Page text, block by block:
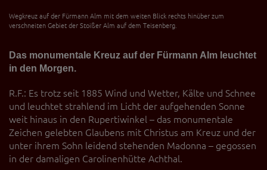
Wegkreuz auf der Fürmann Alm mit dem weiten Blick rechts hinüber zum
verschneiten Gebiet der Stoißer Alm auf dem Teisenberg.
Das monumentale Kreuz auf der Fürmann Alm leuchtet
in den Morgen.
R.F.: Es trotz seit 1885 Wind und Wetter, Kälte und Schnee
und leuchtet strahlend im Licht der aufgehenden Sonne
weit hinaus in den Rupertiwinkel – das monumentale
Zeichen gelebten Glaubens mit Christus am Kreuz und der
unter ihrem Sohn leidend stehenden Madonna – gegossen
in der damaligen Carolinenhütte Achthal.